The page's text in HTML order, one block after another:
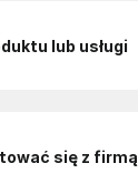
lub usługi
się z firmą